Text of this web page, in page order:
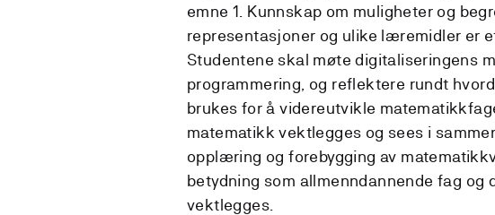
emne 1. Kunnskap om muligheter og
representasjoner og ulike læremidler er
Studentene skal møte digitaliseringens
programmering, og reflektere rundt
brukes for å videreutvikle
matematikk vektlegges og sees i
opplæring og forebygging av
betydning som allmenndannende fag og
vektlegges.